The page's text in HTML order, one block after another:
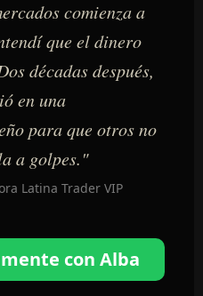
comienza a
que el dinero
décadas después,
en una
para que otros no
a golpes."
Latina Trader VIP
con Alba